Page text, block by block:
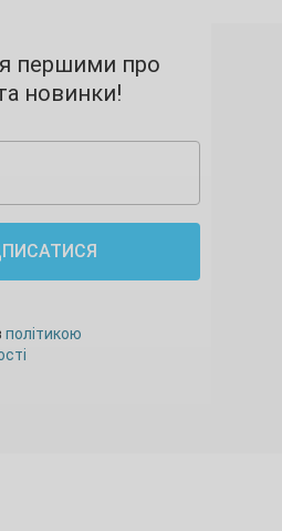
першими про
новинки!
політикою